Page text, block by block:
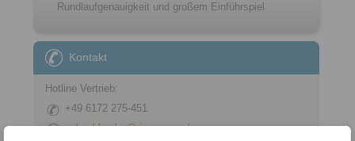
Rundlaufgenauigkeit und großem Einführspiel
Kontakt
Hotline Vertrieb:
+49 6172 275-451
sales.kkn_ks@ringspann.de